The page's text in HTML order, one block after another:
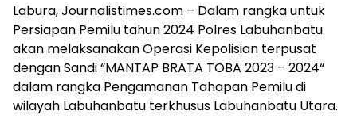
Labura, Journalistimes.com – Dalam rangka untuk
Persiapan Pemilu tahun 2024 Polres Labuhanbatu
akan melaksanakan Operasi Kepolisian terpusat
dengan Sandi “MANTAP BRATA TOBA 2023 – 2024“
dalam rangka Pengamanan Tahapan Pemilu di
wilayah Labuhanbatu terkhusus Labuhanbatu Utara.